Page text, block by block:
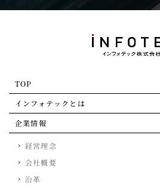
TOP
インフォテックとは
企業情報
経営理念
会社概要
沿革